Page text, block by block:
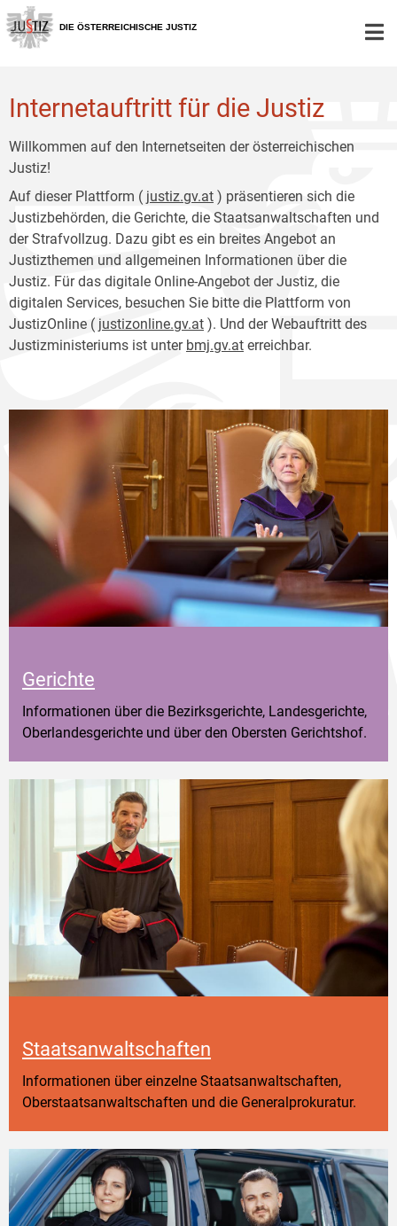
Zur
Hauptnavigation
[1]
Zum
Inhalt
[2]
DIE ÖSTERREICHISCHE JUSTIZ
Internetauftritt für die Justiz
Willkommen auf den Internetseiten der österreichischen
Justiz!
Auf dieser Plattform ( justiz.gv.at ) präsentieren sich die
Justizbehörden, die Gerichte, die Staatsanwaltschaften und
der Strafvollzug. Dazu gibt es ein breites Angebot an
Justizthemen und allgemeinen Informationen über die
Justiz. Für das digitale Online-Angebot der Justiz, die
digitalen Services, besuchen Sie bitte die Plattform von
JustizOnline ( justizonline.gv.at ). Und der Webauftritt des
Justizministeriums ist unter bmj.gv.at erreichbar.
Gerichte
Informationen über die Bezirksgerichte, Landesgerichte,
Oberlandesgerichte und über den Obersten Gerichtshof.
Staatsanwaltschaften
Informationen über einzelne Staatsanwaltschaften,
Oberstaatsanwaltschaften und die Generalprokuratur.